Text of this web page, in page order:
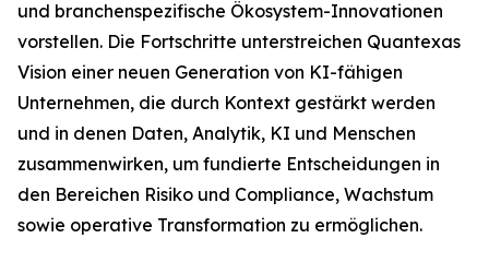
und branchenspezifische Ökosystem-Innovationen
vorstellen. Die Fortschritte unterstreichen Quantexas
Vision einer neuen Generation von KI-fähigen
Unternehmen, die durch Kontext gestärkt werden
und in denen Daten, Analytik, KI und Menschen
zusammenwirken, um fundierte Entscheidungen in
den Bereichen Risiko und Compliance, Wachstum
sowie operative Transformation zu ermöglichen.